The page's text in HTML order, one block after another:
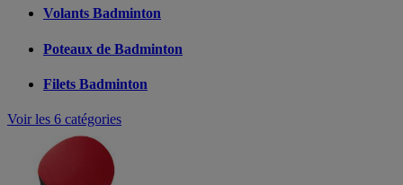
Volants Badminton
Poteaux de Badminton
Filets Badminton
Voir les 6 catégories